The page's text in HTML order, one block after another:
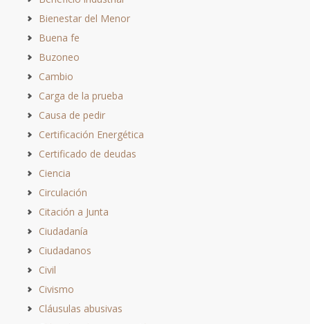
Bienestar del Menor
Buena fe
Buzoneo
Cambio
Carga de la prueba
Causa de pedir
Certificación Energética
Certificado de deudas
Ciencia
Circulación
Citación a Junta
Ciudadanía
Ciudadanos
Civil
Civismo
Cláusulas abusivas